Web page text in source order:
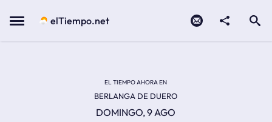
Menu elTiempo.net
EL TIEMPO AHORA EN
BERLANGA DE DUERO
DOMINGO, 9 AGO